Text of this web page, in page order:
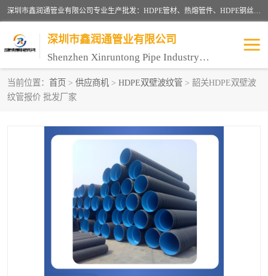
深圳市鑫润通管业有限公司专业生产批发：HDPE管材、热熔管件、HDPE钢丝骨架管、电熔管件、HDPE双壁波纹管、MPP电力管、井盖、PVC管材管件、PPR管材管件等；公司自创建以来，始终秉承“团结、务实、创新、守信”的服务宗旨，凭借专业的服务以及多年的勤奋拼搏，发展成为一家专业销售各种管材管件，绝缘电工套管及配件等系列产品的贸易公司。
深圳市鑫润通管业有限公司
Shenzhen Xinruntong Pipe Industry Co., Ltd
当前位置： 首页 > 供应商机 > HDPE双壁波纹管 > 韶关HDPE双壁波
纹管报价 批发厂家
HDPE管材给水管
HDPE双壁波纹管 HDPE电力通讯管
MPP电力通信管
联塑PPR管
联塑家装红蓝线管